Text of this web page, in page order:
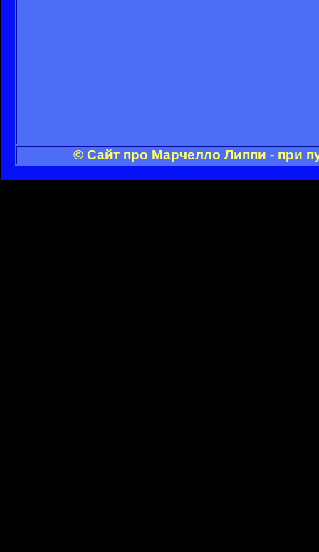
© Сайт про Марчелло Липпи - при